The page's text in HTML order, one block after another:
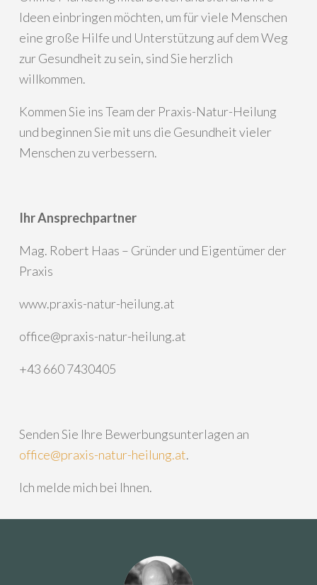
Ideen einbringen möchten, um für viele Menschen
eine große Hilfe und Unterstützung auf dem Weg
zur Gesundheit zu sein, sind Sie herzlich
willkommen.
Kommen Sie ins Team der Praxis-Natur-Heilung
und beginnen Sie mit uns die Gesundheit vieler
Menschen zu verbessern.
Ihr Ansprechpartner
Mag. Robert Haas – Gründer und Eigentümer der
Praxis
www.praxis-natur-heilung.at
office@praxis-natur-heilung.at
+43 660 7430405
Senden Sie Ihre Bewerbungsunterlagen an
office@praxis-natur-heilung.at.
Ich melde mich bei Ihnen.